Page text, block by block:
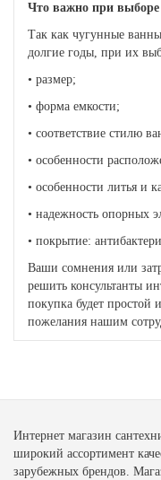
Что важно при
Так как чугунные
долгие годы, при их
• размер;
• форма емкости;
• соответствие стилю
• особенности
• особенности литья и
• надежность опорных
• покрытие:
Ваши сомнения или
решить консультанты
покупка будет простой
пожелания нашим
Интернет магазин
широкий ассортимент
зарубежных брендов.